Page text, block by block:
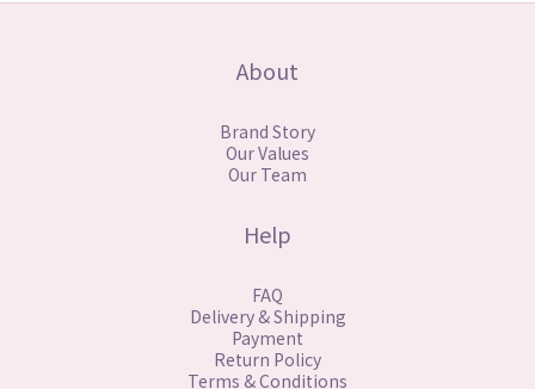
About
Brand Story
Our Values
Our Team
Help
FAQ
Delivery & Shipping
Payment
Return Policy
Terms & Conditions